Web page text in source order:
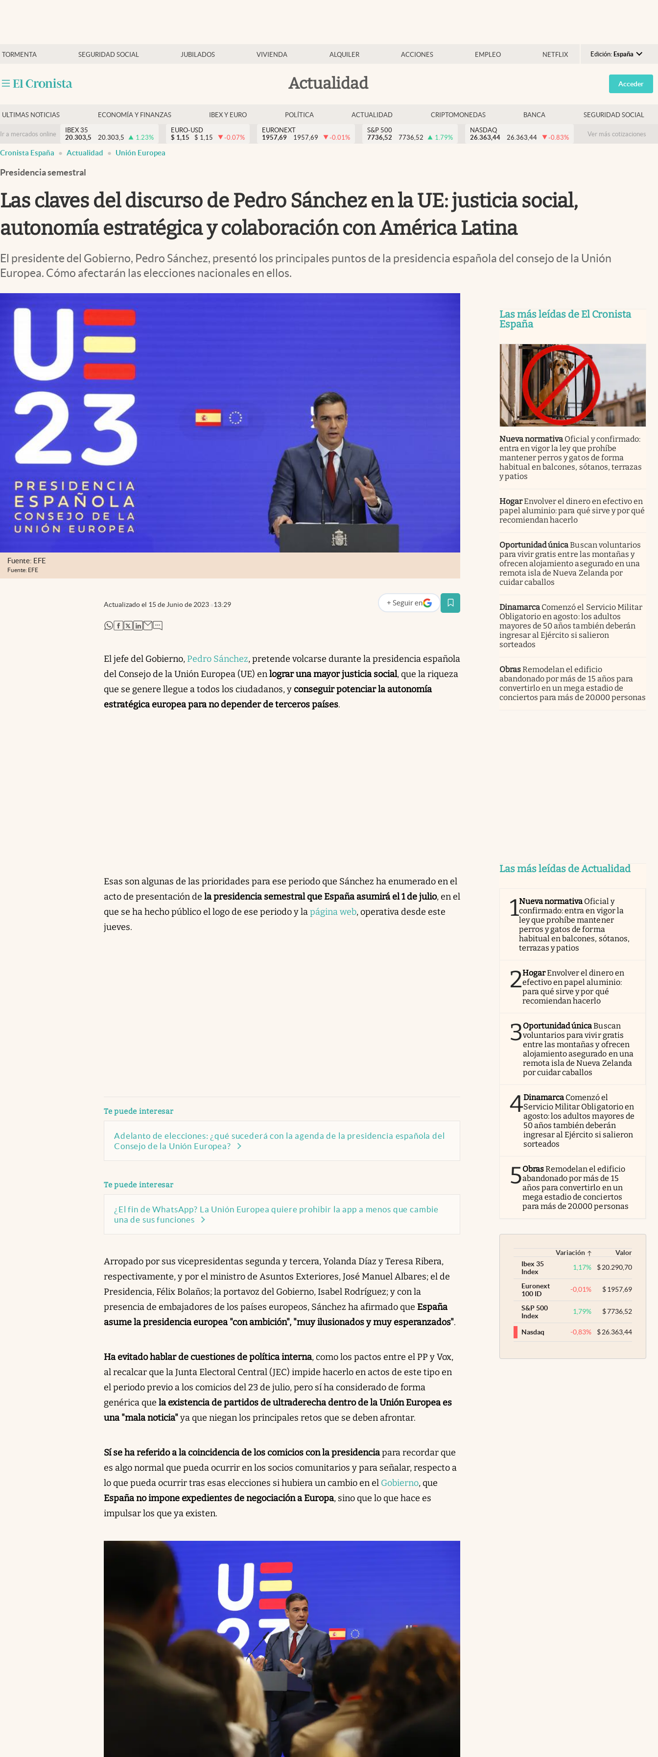
TORMENTA SEGURIDAD SOCIAL JUBILADOS VIVIENDA ALQUILER ACCIONES EMPLEO NETFLIX Edición: España
Argentina
España
USA
Colombia
Actualidad
Economía y finanzas
Criptomonedas
Acceder
ULTIMAS NOTICIAS ECONOMÍA Y FINANZAS IBEX Y EURO POLÍTICA ACTUALIDAD CRIPTOMONEDAS BANCA SEGURIDAD SOCIAL
Ir a mercados online
IBEX 35
20.303,5
20.303,5 1.23%
EURO-USD
$ 1,15 $ 1,15 -0.07%
EURONEXT
1957,69
1957,69 -0.01%
S&P 500
7736,52
7736,52 1.79%
NASDAQ
26.363,44
26.363,44 -0.83% Ver más cotizaciones
Cronista España Actualidad Unión Europea
Presidencia semestral
Las claves del discurso de Pedro Sánchez en la UE: justicia social,
autonomía estratégica y colaboración con América Latina
El presidente del Gobierno, Pedro Sánchez, presentó los principales puntos de la presidencia española del consejo de la Unión
Europea. Cómo afectarán las elecciones nacionales en ellos.
Fuente: EFE
Fuente: EFE
Actualizado el 15 de Junio de 2023 13:29 + Seguir en
abre en nueva pestaña
abre en nueva pestaña
abre en nueva pestaña
abre en nueva pestaña
abre en nueva pestaña
El jefe del Gobierno, Pedro Sánchez, pretende volcarse durante la presidencia española
del Consejo de la Unión Europea (UE) enlograr una mayor justicia social, que la riqueza
que se genere llegue a todos los ciudadanos, yconseguir potenciar la autonomía
estratégica europea para no depender de terceros países.
Esas son algunas de las prioridades para ese periodo que Sánchez ha enumerado en el
acto de presentación de la presidencia semestral que España asumirá el 1 de julio, en el
que se ha hecho público el logo de ese periodo y lapágina web, operativa desde este
jueves.
Te puede interesar
Adelanto de elecciones: ¿qué sucederá con la agenda de la presidencia española del
Consejo de la Unión Europea?
abre en nueva pestaña
Te puede interesar
¿El fin de WhatsApp? La Unión Europea quiere prohibir la app a menos que cambie
una de sus funciones
abre en nueva pestaña
Arropado por sus vicepresidentas segunda y tercera, Yolanda Díaz y Teresa Ribera,
respectivamente, y por el ministro de Asuntos Exteriores, José Manuel Albares; el de
Presidencia, Félix Bolaños; la portavoz del Gobierno, Isabel Rodríguez; y con la
presencia de embajadores de los países europeos, Sánchez ha afirmado que España
asume la presidencia europea "con ambición", "muy ilusionados y muy esperanzados".
Ha evitado hablar de cuestiones de política interna, como los pactos entre el PP y Vox,
al recalcar que la Junta Electoral Central (JEC) impide hacerlo en actos de este tipo en
el periodo previo a los comicios del 23 de julio, pero sí ha considerado de forma
genérica que la existencia de partidos de ultraderecha dentro de la Unión Europea es
una "mala noticia"ya que niegan los principales retos que se deben afrontar.
Sí se ha referido a la coincidencia de los comicios con la presidenciapara recordar que
es algo normal que pueda ocurrir en los socios comunitarios y para señalar, respecto a
lo que pueda ocurrir tras esas elecciones si hubiera un cambio en el Gobierno, que
España no impone expedientes de negociación a Europa, sino que lo que hace es
impulsar los que ya existen.
Las más leídas de El Cronista
España
Nueva normativa Oficial y confirmado:
entra en vigor la ley que prohíbe
mantener perros y gatos de forma
habitual en balcones, sótanos, terrazas
y patios
HogarEnvolver el dinero en efectivo en
papel aluminio: para qué sirve y por qué
recomiendan hacerlo
Oportunidad únicaBuscan voluntarios
para vivir gratis entre las montañas y
ofrecen alojamiento asegurado en una
remota isla de Nueva Zelanda por
cuidar caballos
Dinamarca Comenzó el Servicio Militar
Obligatorio en agosto: los adultos
mayores de 50 años también deberán
ingresar al Ejército si salieron
sorteados
ObrasRemodelan el edificio
abandonado por más de 15 años para
convertirlo en un mega estadio de
conciertos para más de 20.000 personas
Las más leídas de Actualidad
1Nueva normativa Oficial y
confirmado: entra en vigor la
ley que prohíbe mantener
perros y gatos de forma
habitual en balcones, sótanos,
terrazas y patios
2HogarEnvolver el dinero en
efectivo en papel aluminio:
para qué sirve y por qué
recomiendan hacerlo
3Oportunidad únicaBuscan
voluntarios para vivir gratis
entre las montañas y ofrecen
alojamiento asegurado en una
remota isla de Nueva Zelanda
por cuidar caballos
4Dinamarca Comenzó el
Servicio Militar Obligatorio en
agosto: los adultos mayores de
50 años también deberán
ingresar al Ejército si salieron
sorteados
5ObrasRemodelan el edificio
abandonado por más de 15
años para convertirlo en un
mega estadio de conciertos
para más de 20.000 personas
Variación
Valor
Ibex 35
Index
1,17% $20.290,70
Euronext
100 ID
-0,01% $1957,69
S&P 500
Index
1,79% $7736,52
Nasdaq -0,83% $26.363,44